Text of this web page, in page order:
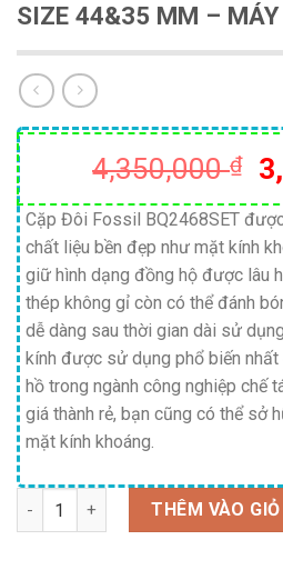
SIZE 44&35 MM – MÁY
4,350,000₫
Cặp Đôi Fossil BQ2468SET
chất liệu bền đẹp như mặt kính
giữ hình dạng đồng hộ được lâu
thép không gỉ còn có thể đánh
dễ dàng sau thời gian dài sử
kính được sử dụng phổ biến
hồ trong ngành công nghiệp chế
giá thành rẻ, bạn cũng có thể sở
mặt kính khoáng.
Số lượng THÊM VÀO